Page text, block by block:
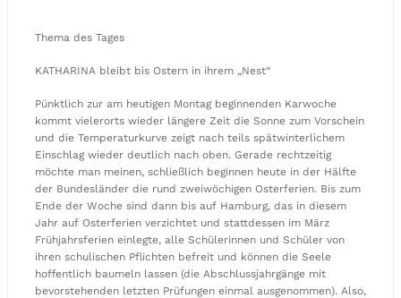
Thema des Tages
KATHARINA bleibt bis Ostern in ihrem „Nest“
Pünktlich zur am heutigen Montag beginnenden Karwoche
kommt vielerorts wieder längere Zeit die Sonne zum Vorschein
und die Temperaturkurve zeigt nach teils spätwinterlichem
Einschlag wieder deutlich nach oben. Gerade rechtzeitig
möchte man meinen, schließlich beginnen heute in der Hälfte
der Bundesländer die rund zweiwöchigen Osterferien. Bis zum
Ende der Woche sind dann bis auf Hamburg, das in diesem
Jahr auf Osterferien verzichtet und stattdessen im März
Frühjahrsferien einlegte, alle Schülerinnen und Schüler von
ihren schulischen Pflichten befreit und können die Seele
hoffentlich baumeln lassen (die Abschlussjahrgänge mit
bevorstehenden letzten Prüfungen einmal ausgenommen). Also,